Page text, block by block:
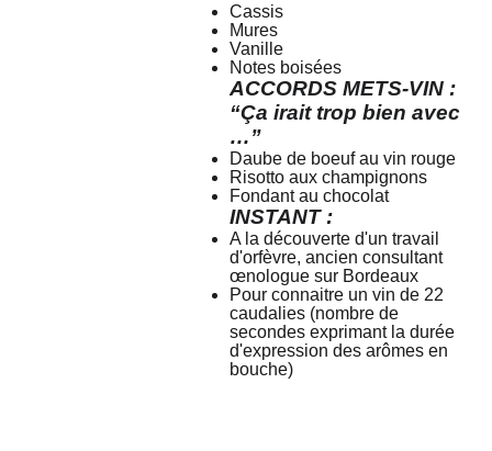
Cassis
Mures
Vanille
Notes boisées
ACCORDS METS-VIN :
“Ça irait trop bien avec
…”
Daube de boeuf au vin rouge
Risotto aux champignons
Fondant au chocolat
INSTANT :
A la découverte d'un travail
d'orfèvre, ancien consultant
œnologue sur Bordeaux
Pour connaitre un vin de 22
caudalies (nombre de
secondes exprimant la durée
d'expression des arômes en
bouche)